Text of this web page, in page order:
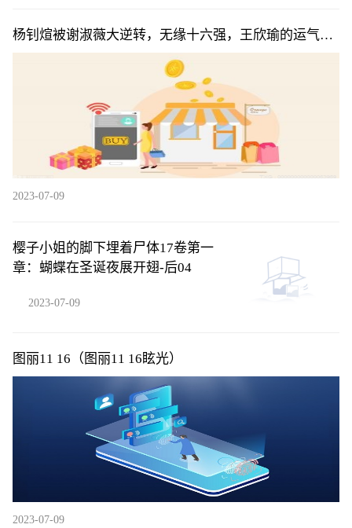
杨钊煊被谢淑薇大逆转，无缘十六强，王欣瑜的运气真
不错
2023-07-09
樱子小姐的脚下埋着尸体17卷第一
章：蝴蝶在圣诞夜展开翅-后04
2023-07-09
图丽11 16（图丽11 16眩光）
2023-07-09